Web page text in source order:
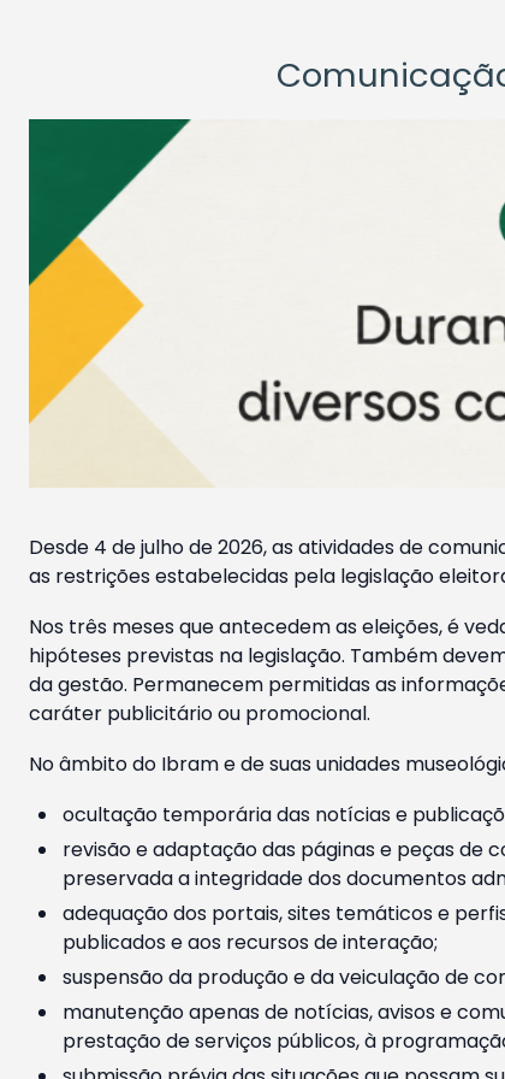
Desde 4 de julho de 2026, as atividades de
as restrições estabelecidas pela legislação
Nos três meses que antecedem as eleições, é
hipóteses previstas na legislação. Também
da gestão. Permanecem permitidas as
caráter publicitário ou promocional.
No âmbito do Ibram e de suas unidades
ocultação temporária das notícias e
revisão e adaptação das páginas e peças de
preservada a integridade dos documentos
adequação dos portais, sites temáticos e
publicados e aos recursos de interação;
suspensão da produção e da veiculação de
manutenção apenas de notícias, avisos e
prestação de serviços públicos, à